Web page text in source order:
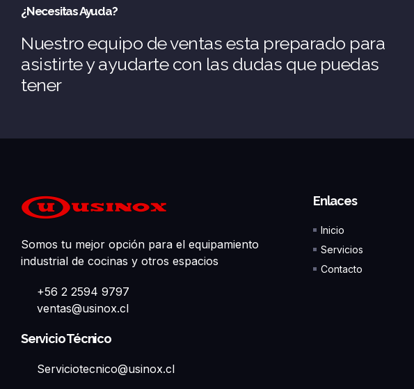
¿Necesitas Ayuda?
Nuestro equipo de ventas esta preparado para
asistirte y ayudarte con las dudas que puedas
tener
Somos tu mejor opción para el equipamiento
industrial de cocinas y otros espacios
+56 2 2594 9797
ventas@usinox.cl
Servicio Técnico
Serviciotecnico@usinox.cl
Enlaces
Inicio
Servicios
Contacto